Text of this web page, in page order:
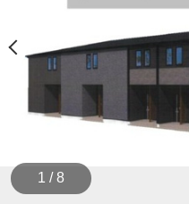
1 / 8